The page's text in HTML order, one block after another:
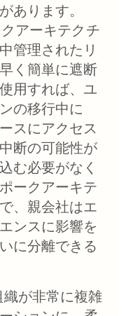
あります。
アーキテクチ
管理されたリ
く簡単に遮断
用すれば、ユ
の移行中に
スにアクセス
断の可能性が
む必要がなく
ークアーキテ
、親会社はエ
ンスに影響を
に分離できる
が非常に複雑